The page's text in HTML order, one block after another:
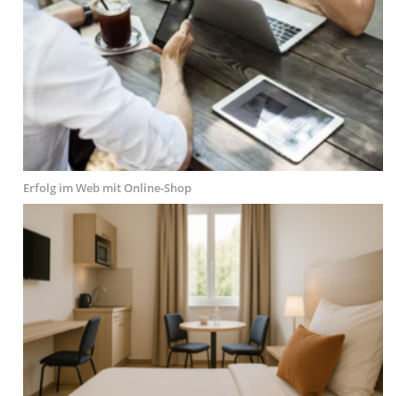
Erfolg im Web mit Online-Shop